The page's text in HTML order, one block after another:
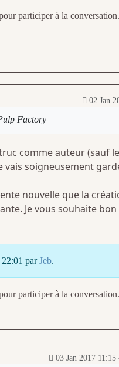
participer à la conversation.
02 Jan
Factory
comme auteur (sauf
vais soigneusement
nouvelle que la
Je vous souhaite
parJeb.
participer à la conversation.
03 Jan 2017 11:15